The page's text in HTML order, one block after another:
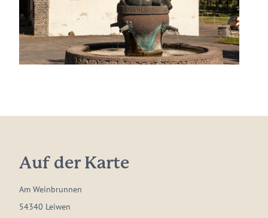
Auf der Karte
Am Weinbrunnen
54340 Leiwen